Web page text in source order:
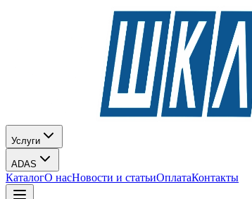
Услуги
ADAS
КаталогО насНовости и статьиОплатаКонтакты